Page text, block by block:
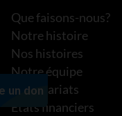
Que faisons-nous?
Notre histoire
Nos histoires
Notre équipe
Partenariats
États financiers